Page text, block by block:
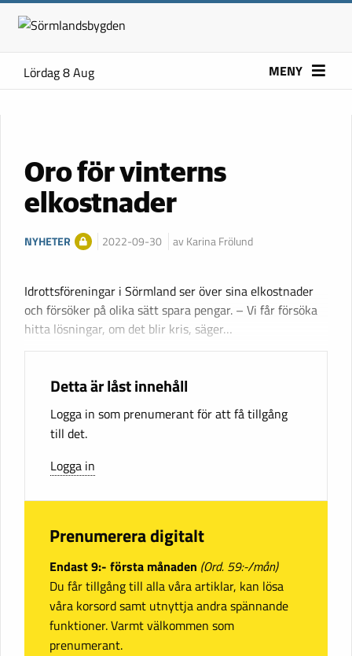
Lördag 8 Aug MENY
Oro för vinterns
elkostnader
NYHETER 2022-09-30 av Karina Frölund
Idrottsföreningar i Sörmland ser över sina elkostnader
och försöker på olika sätt spara pengar. – Vi får försöka
hitta lösningar, om det blir kris, säger…
Detta är låst innehåll
Logga in som prenumerant för att få tillgång
till det.
Logga in
Prenumerera digitalt
Endast 9:- första månaden (Ord. 59:-/mån)
Du får tillgång till alla våra artiklar, kan lösa
våra korsord samt utnyttja andra spännande
funktioner. Varmt välkommen som
prenumerant.